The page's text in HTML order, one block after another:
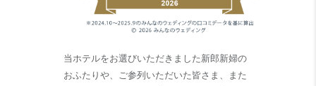
当ホテルをお選びいただきました新郎新婦の
おふたりや、ご参列いただいた皆さま、また